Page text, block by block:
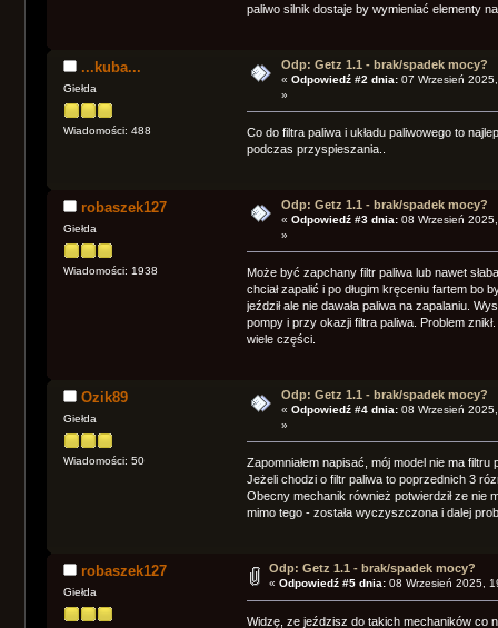
paliwo silnik dostaje by wymieniać elementy
...kuba...
Giełda
Wiadomości: 488
Odp: Getz 1.1 - brak/spadek mocy?
«Odpowiedź #2 dnia: 07 Wrzesień
»
Co do filtra paliwa i układu paliwowego to
podczas przyspieszania..
robaszek127
Giełda
Wiadomości: 1938
Odp: Getz 1.1 - brak/spadek mocy?
«Odpowiedź #3 dnia: 08 Wrzesień
»
Może być zapchany filtr paliwa lub nawet
chciał zapalić i po długim kręceniu fartem bo
jeździł ale nie dawała paliwa na zapalaniu.
pompy i przy okazji filtra paliwa. Problem
wiele części.
Ozik89
Giełda
Wiadomości: 50
Odp: Getz 1.1 - brak/spadek mocy?
«Odpowiedź #4 dnia: 08 Wrzesień
»
Zapomniałem napisać, mój model nie ma
Jeżeli chodzi o filtr paliwa to poprzednich 3
Obecny mechanik również potwierdził ze nie
mimo tego - została wyczyszczona i dalej
robaszek127
Giełda
Odp: Getz 1.1 - brak/spadek mocy?
«Odpowiedź #5 dnia: 08 Wrzesień 2025,
Widzę, ze jeździsz do takich mechaników co